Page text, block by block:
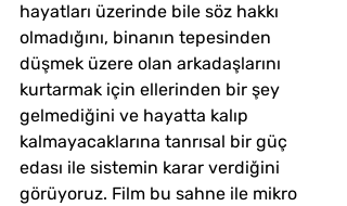
hayatları üzerinde bile söz hakkı
olmadığını, binanın tepesinden
düşmek üzere olan arkadaşlarını
kurtarmak için ellerinden bir şey
gelmediğini ve hayatta kalıp
kalmayacaklarına tanrısal bir güç
edası ile sistemin karar verdiğini
görüyoruz. Film bu sahne ile mikro